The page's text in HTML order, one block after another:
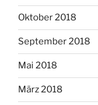
Oktober 2018
September 2018
Mai 2018
März 2018